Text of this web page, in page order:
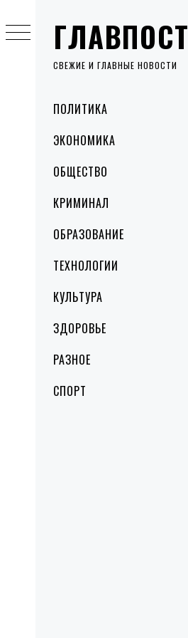
ГЛАВПОСТ
СВЕЖИЕ И ГЛАВНЫЕ НОВОСТИ
MenuПОЛИТИКА
ЭКОНОМИКА
ОБЩЕСТВО
КРИМИНАЛ
ОБРАЗОВАНИЕ
ТЕХНОЛОГИИ
КУЛЬТУРА
ЗДОРОВЬЕ
РАЗНОЕ
СПОРТ
to
content